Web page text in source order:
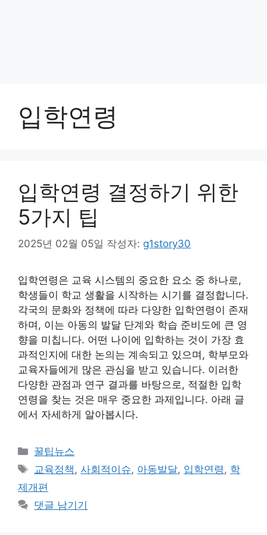
입학연령
입학연령 결정하기 위한
5가지 팁
2025년 02월 05일 작성자: g1story30
입학연령은 교육 시스템의 중요한 요소 중 하나로,
학생들이 학교 생활을 시작하는 시기를 결정합니다.
각국의 문화와 정책에 따라 다양한 입학연령이 존재
하며, 이는 아동의 발달 단계와 학습 준비도에 큰 영
향을 미칩니다. 어떤 나이에 입학하는 것이 가장 효
과적인지에 대한 논의는 계속되고 있으며, 학부모와
교육자들에게 많은 관심을 받고 있습니다. 이러한
다양한 관점과 연구 결과를 바탕으로, 적절한 입학
연령을 찾는 것은 매우 중요한 과제입니다. 아래 글
에서 자세하게 알아봅시다.
카
테
리
꿀팁뉴스
태
그
교육정책 ,사회적이슈, 아동발달, 입학연령 , 학
제개편
댓글 남기기